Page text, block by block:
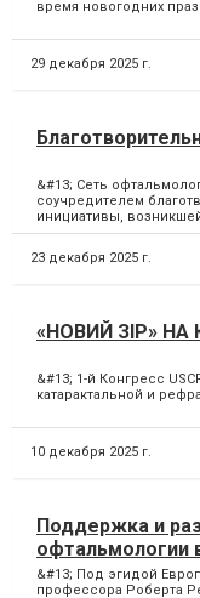
время новогодних
29 декабря 2025 г.
&#13; Сеть
соучредителем
инициативы,
23 декабря 2025 г.
«НОВИЙ ЗІР» НА
&#13; 1-й Конгресс
катарактальной и
10 декабря 2025 г.
Поддержка и
офтальмологии
&#13; Под эгидой
профессора Роберта